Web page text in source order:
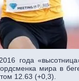
года
мира в
12.63 (+0,3).